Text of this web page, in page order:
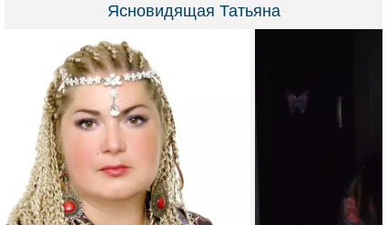
Ясновидящая Татьяна